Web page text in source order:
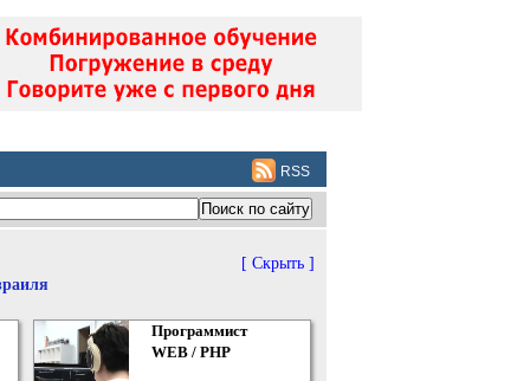
RSS
[ Скрыть ]
Программист
WEB / PHP